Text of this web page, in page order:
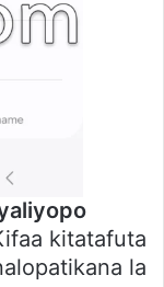
kitatafuta
la